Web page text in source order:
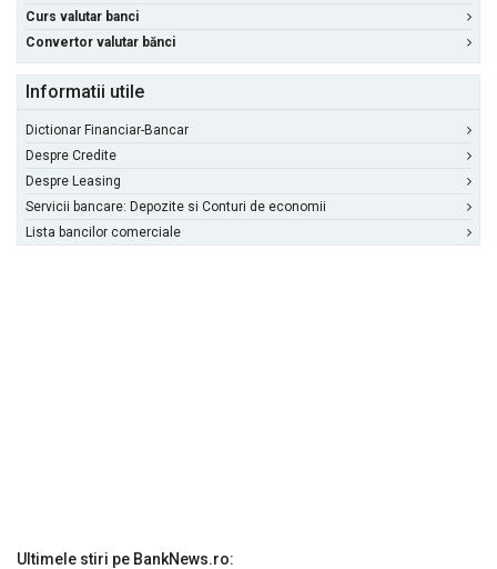
Curs valutar banci
Convertor valutar bănci
Informatii utile
Dictionar Financiar-Bancar
Despre Credite
Despre Leasing
Servicii bancare: Depozite si Conturi de economii
Lista bancilor comerciale
Ultimele stiri pe BankNews.ro: